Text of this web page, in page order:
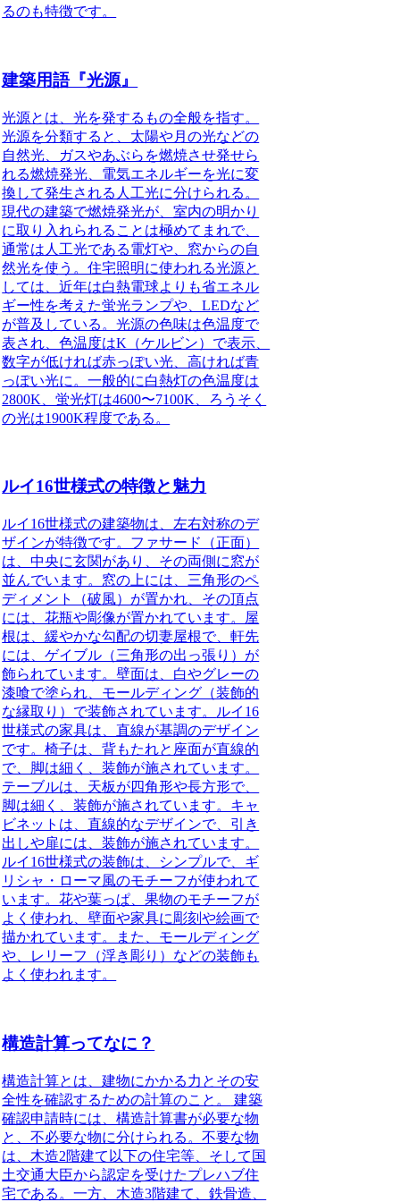
るのも特徴です。
建築用語『光源』
光源とは、光を発するもの全般を指す。
光源を分類すると、太陽や月の光などの
自然光、ガスやあぶらを燃焼させ発せら
れる燃焼発光、電気エネルギーを光に変
換して発生される人工光に分けられる。
現代の建築で燃焼発光が、室内の明かり
に取り入れられることは極めてまれで、
通常は人工光である電灯や、窓からの自
然光を使う。住宅照明に使われる光源と
しては、近年は白熱電球よりも省エネル
ギー性を考えた蛍光ランプや、LEDなど
が普及している。光源の色味は色温度で
表され、色温度はK（ケルビン）で表示、
数字が低ければ赤っぽい光、高ければ青
っぽい光に。一般的に白熱灯の色温度は
2800K、蛍光灯は4600〜7100K、ろうそく
の光は1900K程度である。
ルイ16世様式の特徴と魅力
ルイ16世様式の建築物は、左右対称のデ
ザインが特徴です。ファサード（正面）
は、中央に玄関があり、その両側に窓が
並んでいます。窓の上には、三角形のペ
ディメント（破風）が置かれ、その頂点
には、花瓶や彫像が置かれています。屋
根は、緩やかな勾配の切妻屋根で、軒先
には、ゲイブル（三角形の出っ張り）が
飾られています。壁面は、白やグレーの
漆喰で塗られ、モールディング（装飾的
な縁取り）で装飾されています。
ルイ16
世様式の家具は、直線が基調のデザイン
です。椅子は、背もたれと座面が直線的
で、脚は細く、装飾が施されています。
テーブルは、天板が四角形や長方形で、
脚は細く、装飾が施されています。キャ
ビネットは、直線的なデザインで、引き
出しや扉には、装飾が施されています。
ルイ16世様式の装飾は、シンプルで、ギ
リシャ・ローマ風のモチーフが使われて
います。花や葉っぱ、果物のモチーフが
よく使われ、壁面や家具に彫刻や絵画で
描かれています。また、モールディング
や、レリーフ（浮き彫り）などの装飾も
よく使われます。
構造計算ってなに？
構造計算とは、建物にかかる力とその安
全性を確認するための計算のこと。
建築
確認申請時には、構造計算書が必要な物
と、不必要な物に分けられる。不要な物
は、木造2階建て以下の住宅等、そして国
土交通大臣から認定を受けたプレハブ住
宅である。一方、木造3階建て、鉄骨造、